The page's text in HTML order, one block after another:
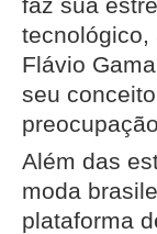
tecnológico,
Flávio
seu
Além das
moda
plataforma